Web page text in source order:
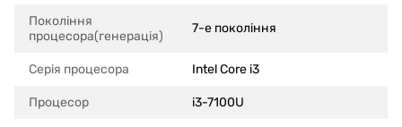
Покоління
процесора(генерація)
7-е покоління
Серія процесора Intel Core i3
Процесор i3-7100U